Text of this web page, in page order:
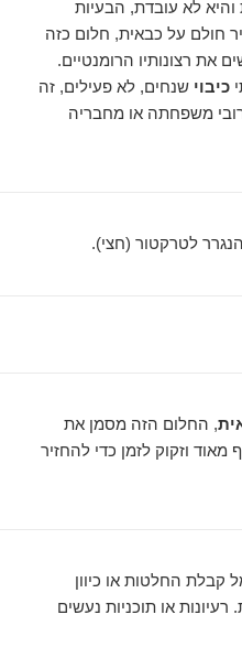
לא עובדת, הבעיות
חולם על כבאית, חלום כזה
את רצונותיו הרומנטיים.
כיבוי שנחים, לא פעילים, זה
משפחתה או מחבריה
הנגרר לטרקטור (חצי).
, החלום הזה מסמן את
וזקוק לזמן כדי להחזיר
קבלת החלטות או כיוון
או תוכניות נעשים